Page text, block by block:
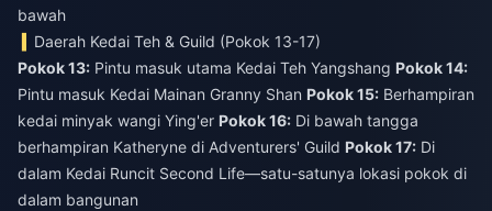
bawah
Daerah Kedai Teh & Guild (Pokok 13-17)
Pokok 13: Pintu masuk utama Kedai Teh Yangshang Pokok 14:
Pintu masuk Kedai Mainan Granny Shan Pokok 15: Berhampiran
kedai minyak wangi Ying'er Pokok 16: Di bawah tangga
berhampiran Katheryne di Adventurers' Guild Pokok 17: Di
dalam Kedai Runcit Second Life—satu-satunya lokasi pokok di
dalam bangunan